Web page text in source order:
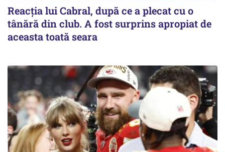
Reacția lui Cabral, după ce a plecat cu o
tânără din club. A fost surprins apropiat de
aceasta toată seara